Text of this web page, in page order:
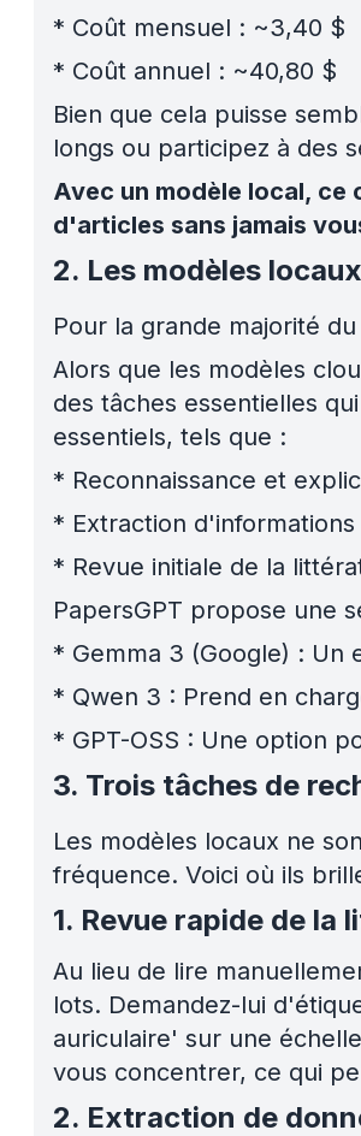
* Coût mensuel : ~3,40 $
* Coût annuel : ~40,80 $
Bien que cela puisse
longs ou participez à des
Avec un modèle local, ce
d'articles sans jamais
2. Les modèles
Pour la grande majorité
Alors que les modèles
des tâches essentielles
essentiels, tels que :
* Reconnaissance et
* Extraction
* Revue initiale de la
PapersGPT propose une
* Gemma 3 (Google) : Un
* Qwen 3 : Prend en
* GPT-OSS : Une option
3. Trois tâches de
Les modèles locaux ne
fréquence. Voici où ils
1. Revue rapide de la
Au lieu de lire
lots. Demandez-lui
auriculaire' sur une
vous concentrer, ce qui
2. Extraction de